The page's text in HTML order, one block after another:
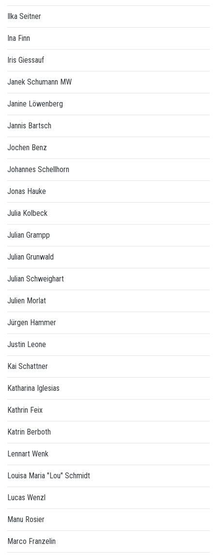
Ilka Seitner
Ina Finn
Iris Giessauf
Janek Schumann MW
Janine Löwenberg
Jannis Bartsch
Jochen Benz
Johannes Schellhorn
Jonas Hauke
Julia Kolbeck
Julian Grampp
Julian Grunwald
Julian Schweighart
Julien Morlat
Jürgen Hammer
Justin Leone
Kai Schattner
Katharina Iglesias
Kathrin Feix
Katrin Berboth
Lennart Wenk
Louisa Maria "Lou" Schmidt
Lucas Wenzl
Manu Rosier
Marco Franzelin